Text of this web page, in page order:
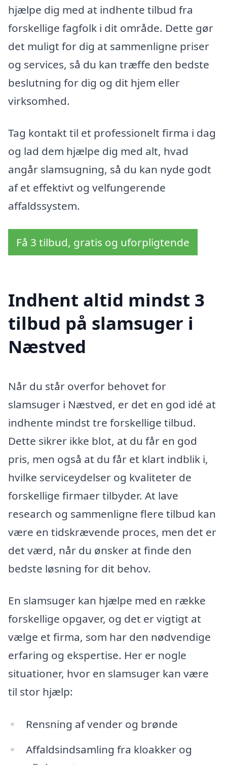
hjælpe dig med at indhente tilbud fra
forskellige fagfolk i dit område. Dette gør
det muligt for dig at sammenligne priser
og services, så du kan træffe den bedste
beslutning for dig og dit hjem eller
virksomhed.
Tag kontakt til et professionelt firma i dag
og lad dem hjælpe dig med alt, hvad
angår slamsugning, så du kan nyde godt
af et effektivt og velfungerende
affaldssystem.
Få 3 tilbud, gratis og uforpligtende
Indhent altid mindst 3
tilbud på slamsuger i
Næstved
Når du står overfor behovet for
slamsuger i Næstved, er det en god idé at
indhente mindst tre forskellige tilbud.
Dette sikrer ikke blot, at du får en god
pris, men også at du får et klart indblik i,
hvilke serviceydelser og kvaliteter de
forskellige firmaer tilbyder. At lave
research og sammenligne flere tilbud kan
være en tidskrævende proces, men det er
det værd, når du ønsker at finde den
bedste løsning for dit behov.
En slamsuger kan hjælpe med en række
forskellige opgaver, og det er vigtigt at
vælge et firma, som har den nødvendige
erfaring og ekspertise. Her er nogle
situationer, hvor en slamsuger kan være
til stor hjælp:
Rensning af vender og brønde
Affaldsindsamling fra kloakker og